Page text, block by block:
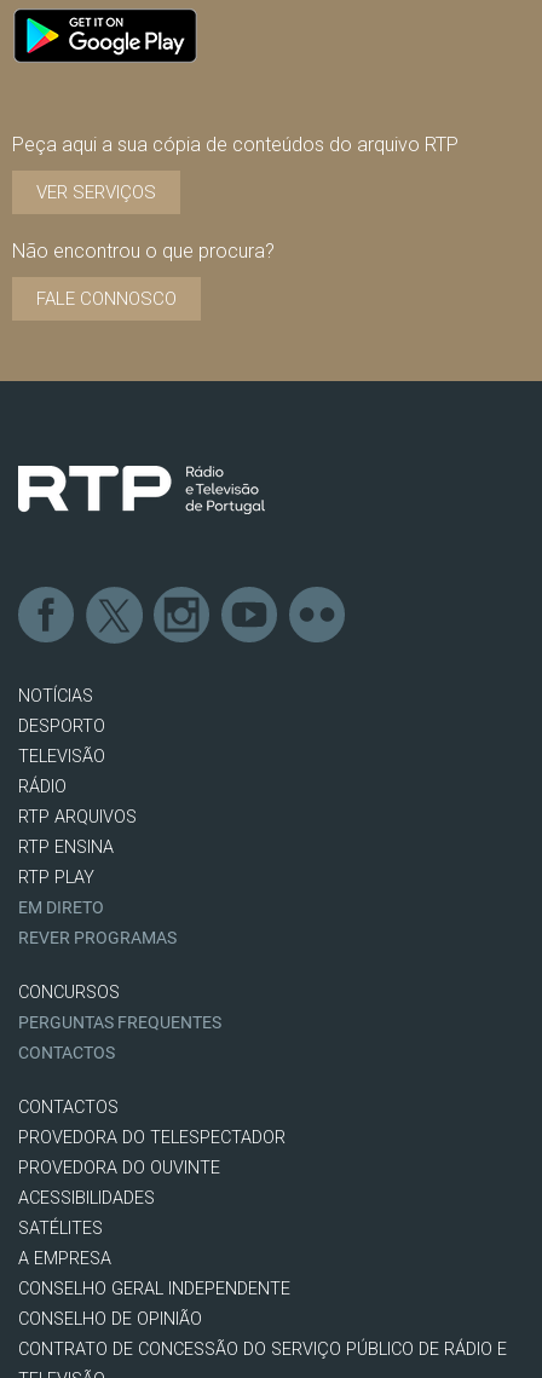
Peça aqui a sua cópia de conteúdos do arquivo RTP
VER SERVIÇOS
Não encontrou o que procura?
FALE CONNOSCO
NOTÍCIAS
DESPORTO
TELEVISÃO
RÁDIO
RTP ARQUIVOS
RTP ENSINA
RTP PLAY
EM DIRETO
REVER PROGRAMAS
CONCURSOS
PERGUNTAS FREQUENTES
CONTACTOS
CONTACTOS
PROVEDORA DO TELESPECTADOR
PROVEDORA DO OUVINTE
ACESSIBILIDADES
SATÉLITES
A EMPRESA
CONSELHO GERAL INDEPENDENTE
CONSELHO DE OPINIÃO
CONTRATO DE CONCESSÃO DO SERVIÇO PÚBLICO DE RÁDIO E